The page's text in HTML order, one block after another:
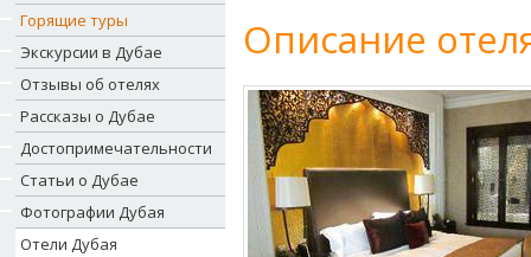
Горящие туры
Экскурсии в Дубае
Отзывы об отелях
Рассказы о Дубае
Достопримечательности
Статьи о Дубае
Фотографии Дубая
Отели Дубая
Описание